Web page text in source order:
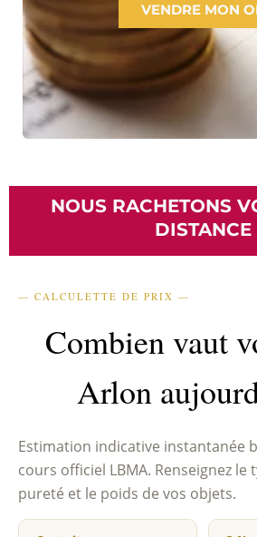
VENDRE MON
NOUS RACHETONS
DISTANCE
— CALCULETTE DE PRIX —
Combien vaut
Arlon
Estimation indicative instantanée
cours officiel LBMA. Renseignez le
pureté et le poids de vos objets.